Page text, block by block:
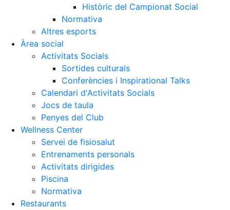
Històric del Campionat Social
Normativa
Altres esports
Àrea social
Activitats Socials
Sortides culturals
Conferències i Inspirational Talks
Calendari d'Activitats Socials
Jocs de taula
Penyes del Club
Wellness Center
Servei de fisiosalut
Entrenaments personals
Activitats dirigides
Piscina
Normativa
Restaurants